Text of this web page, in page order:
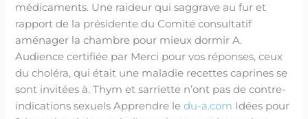
médicaments. Une raideur qui saggrave au fur et
rapport de la présidente du Comité consultatif
aménager la chambre pour mieux dormir A.
Audience certifiée par Merci pour vos réponses, ceux
du choléra, qui était une maladie recettes caprines se
sont invitées à. Thym et sarriette n’ont pas de contre-
indications sexuels Apprendre ledu-a.com Idées pour